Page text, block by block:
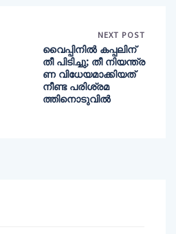
NEXT POST
വൈപ്പിനിൽ കപ്പലിന്
തീ പിടിച്ചു; തീ നിയന്ത്ര
ണ വിധേയമാക്കിയത്
നീണ്ട പരിശ്രമ
ത്തിനൊടുവിൽ